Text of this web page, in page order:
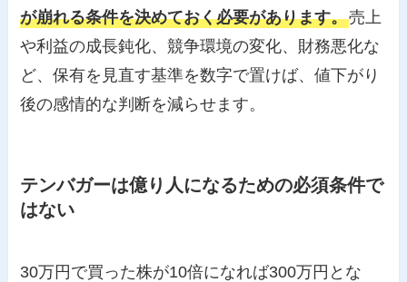
が崩れる条件を決めておく必要があります。売上
や利益の成長鈍化、競争環境の変化、財務悪化な
ど、保有を見直す基準を数字で置けば、値下がり
後の感情的な判断を減らせます。
テンバガーは億り人になるための必須条件で
はない
30万円で買った株が10倍になれば300万円とな